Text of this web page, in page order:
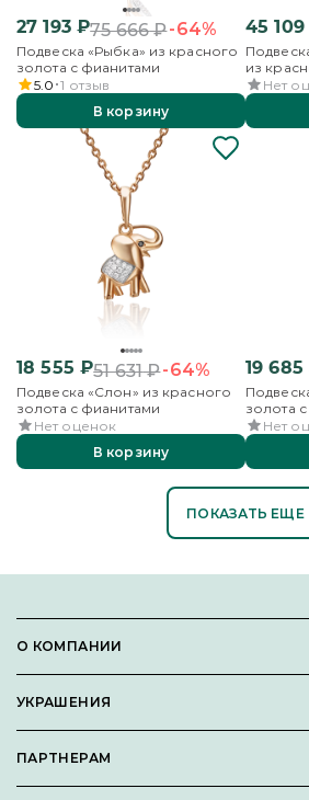
27 193₽75 666₽-64%
Подвеска «Рыбка» из красного
золота с фианитами
5.0 1 отзыв
В корзину
45 109
из
Нет
18 555 ₽51 631₽-64%
Подвеска «Слон» из красного
золота с фианитами
Нет оценок
В корзину
19 685
золота
Нет
ПОКАЗАТЬ ЕЩЕ
О КОМПАНИИ
Вакансии
УКРАШЕНИЯ
Кольца
ПАРТНЕРАМ